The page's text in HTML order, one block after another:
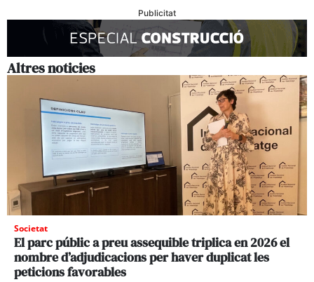
Publicitat
Altres noticies
Societat
El parc públic a preu assequible triplica en 2026 el
nombre d’adjudicacions per haver duplicat les
peticions favorables